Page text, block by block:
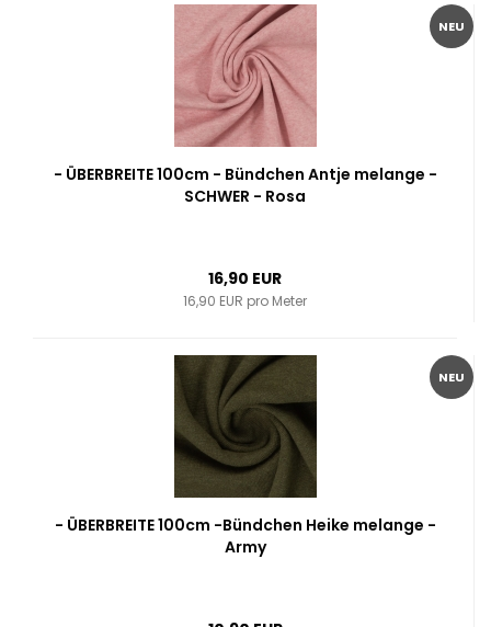
NEU
- ÜBERBREITE 100cm - Bündchen Antje melange -
SCHWER - Rosa
16,90 EUR
16,90 EUR pro Meter
NEU
- ÜBERBREITE 100cm -Bündchen Heike melange -
Army